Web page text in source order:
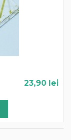
23,90 lei